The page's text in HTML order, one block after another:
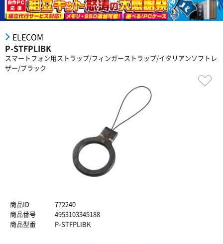
ELECOM
P-STFPLIBK
スマートフォン用ストラップ/フィンガーストラップ/イタリアンソフトレ
ザー/ブラック
商品ID
772240
商品番号
4953103345188
商品型番
P-STFPLIBK